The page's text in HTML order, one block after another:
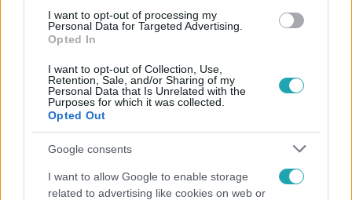
I want to opt-out of processing my
Personal Data for Targeted Advertising.
Opted In
I want to opt-out of Collection, Use,
Retention, Sale, and/or Sharing of my
Personal Data that Is Unrelated with the
Purposes for which it was collected.
Opted Out
Google consents
I want to allow Google to enable storage
related to advertising like cookies on web or
Követem
A MI KIS FALUNK #KEMOTERÁPIA #PROSZTATARÁK